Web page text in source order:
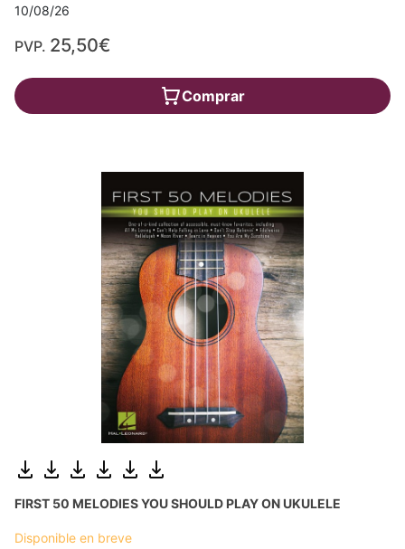
10/08/26
PVP. 25,50€
Comprar
FIRST 50 MELODIES YOU SHOULD PLAY ON UKULELE
Disponible en breve